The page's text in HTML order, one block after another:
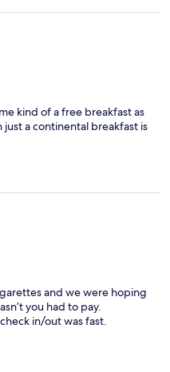
kind of a free breakfast as
just a continental breakfast is
and we were hoping
you had to pay.
in/out was fast.